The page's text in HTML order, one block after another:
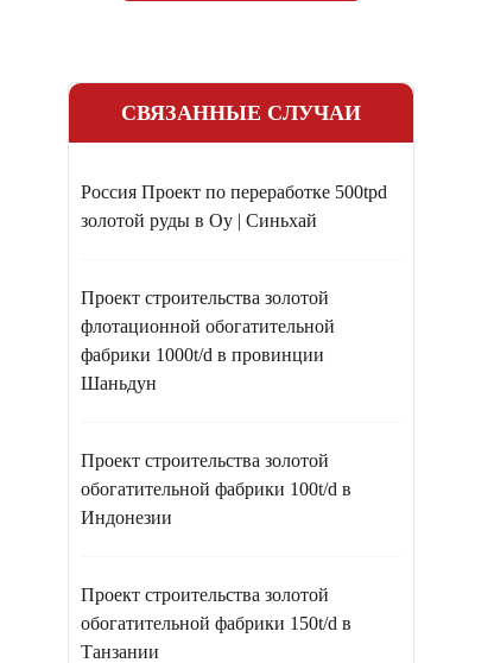
СВЯЗАННЫЕ СЛУЧАИ
Россия Проект по переработке 500tpd
золотой руды в Oy | Синьхай
Проект строительства золотой
флотационной обогатительной
фабрики 1000t/d в провинции
Шаньдун
Проект строительства золотой
обогатительной фабрики 100t/d в
Индонезии
Проект строительства золотой
обогатительной фабрики 150t/d в
Танзании